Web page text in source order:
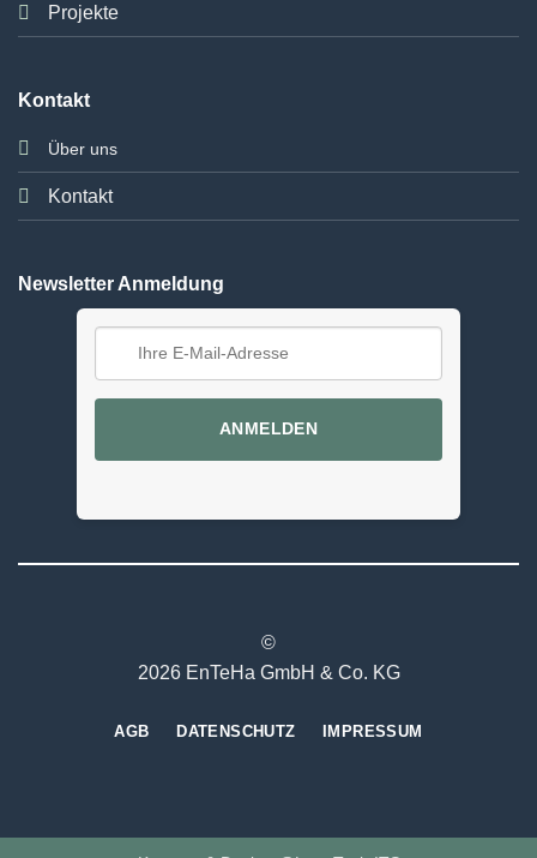
Projekte
Kontakt
Über uns
Kontakt
Newsletter Anmeldung
ANMELDEN
©
2026 EnTeHa GmbH & Co. KG
AGB DATENSCHUTZ IMPRESSUM